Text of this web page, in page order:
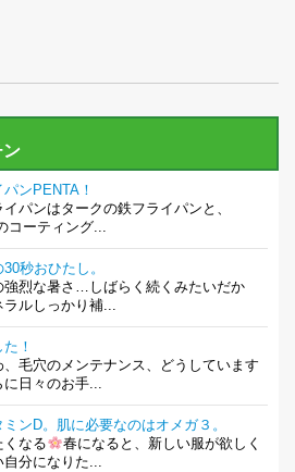
ン
ンPENTA！
パンはタークの鉄フライパンと、
コーティング...
秒おひたし。
強烈な暑さ…しばらく続くみたいだか
ラルしっかり補...
！
毛穴のメンテナンス、どうしています
日々のお手...
ンD。肌に必要なのはオメガ３。
くなる
春になると、新しい服が欲しく
分になりた...